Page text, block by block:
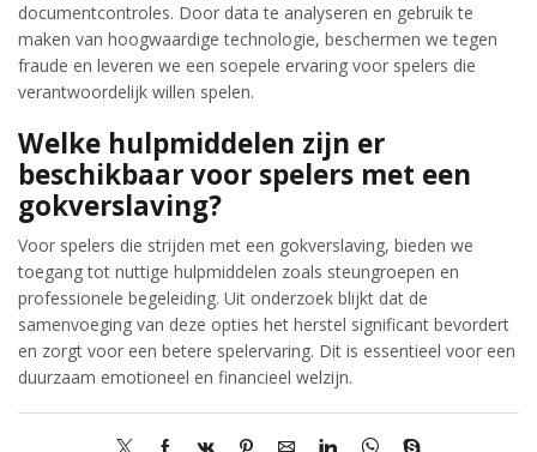
documentcontroles. Door data te analyseren en gebruik te
maken van hoogwaardige technologie, beschermen we tegen
fraude en leveren we een soepele ervaring voor spelers die
verantwoordelijk willen spelen.
Welke hulpmiddelen zijn er
beschikbaar voor spelers met een
gokverslaving?
Voor spelers die strijden met een gokverslaving, bieden we
toegang tot nuttige hulpmiddelen zoals steungroepen en
professionele begeleiding. Uit onderzoek blijkt dat de
samenvoeging van deze opties het herstel significant bevordert
en zorgt voor een betere spelervaring. Dit is essentieel voor een
duurzaam emotioneel en financieel welzijn.